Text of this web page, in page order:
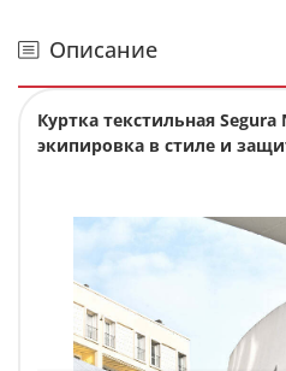
Описание
Куртка текстильная Segura
экипировка в стиле и